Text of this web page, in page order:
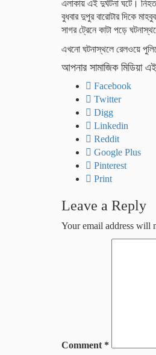
এলাকায় এই দুর্ঘটনা ঘটে।
বুধবার দুপুর বারোটার দিকে
সাগর ট্রেনে কাটা পড়ে
এখনো ঘটনাস্থলে রেলওয়ে
আপনার সামাজিক মিডিয়া
Facebook
Twitter
Digg
Linkedin
Reddit
Google Plus
Pinterest
Print
Leave a Reply
Your email address will
Comment *